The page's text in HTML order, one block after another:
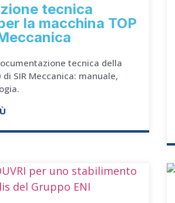
tecnica
la macchina TOP
tecnica della
SIR Meccanica: manuale,